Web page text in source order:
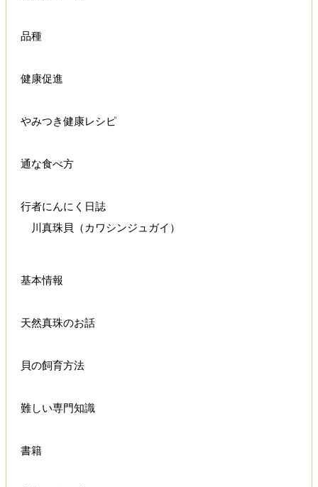
品種
健康促進
やみつき健康レシピ
通な食べ方
行者にんにく日誌
川真珠貝（カワシンジュガイ）
基本情報
天然真珠のお話
貝の飼育方法
難しい専門知識
書籍